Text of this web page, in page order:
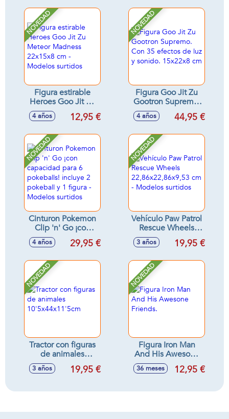
surtidos
haga efecto vapor,
luces y sonidos
NOVEDAD
Figura estirable
Heroes Goo Jit Zu
Meteor Madness
22x15x8 cm -
4 años 12,95 €
NOVEDAD
Figura Goo Jit Zu
Gootron Supremo.
Con 35 efectos de
luz y sonido.
4 años 44,95 €
NOVEDAD
Cinturon Pokemon
Clip 'n' Go ¡con
capacidad para 6
pokeballs! incluye
figura - Modelos
surtidos
4 años 29,95 €
NOVEDAD
Vehículo Paw Patrol
Rescue Wheels
22,86x22,86x9,53
cm - Modelos
3 años 19,95 €
NOVEDAD
Tractor con figuras
de animales
10'5x44x11'5cm
3 años 19,95 €
NOVEDAD
Figura Iron Man
And His Awesone
Friends.
36 meses 12,95 €